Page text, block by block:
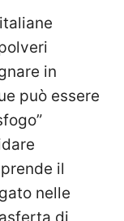
in
può essere
il
nelle
di